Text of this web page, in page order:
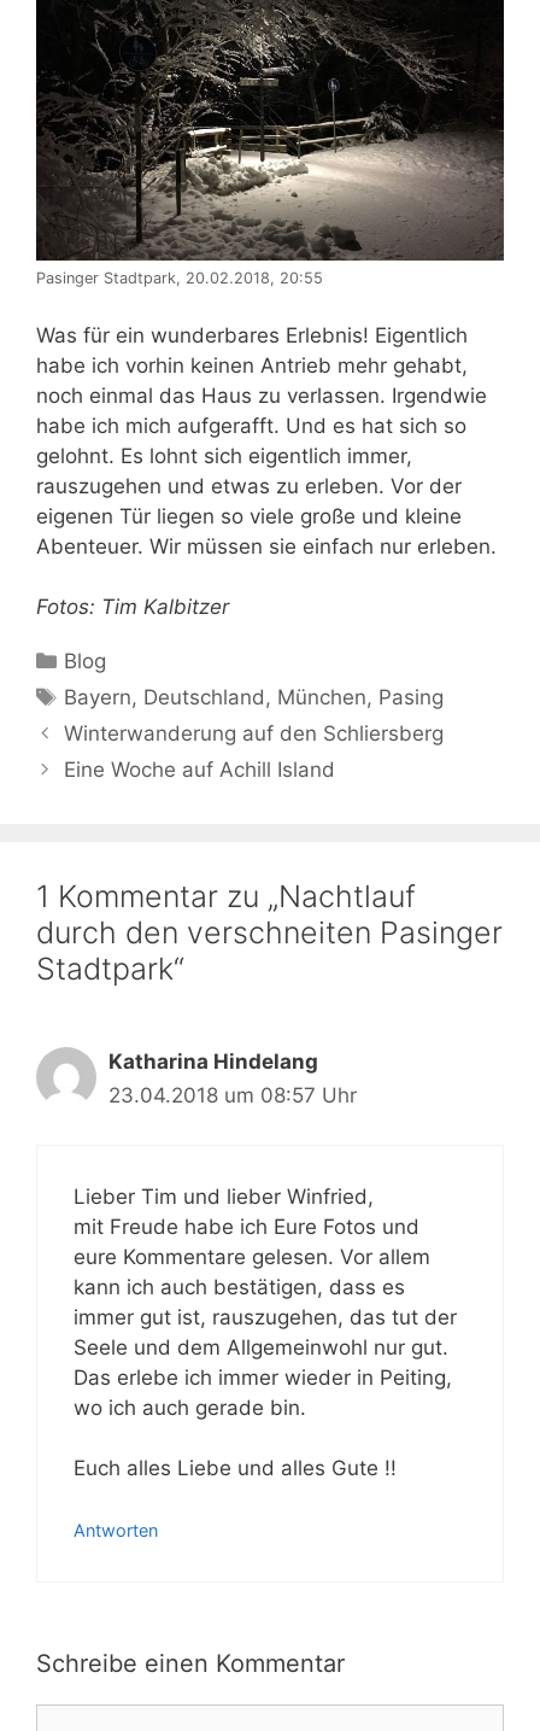
Pasinger Stadtpark, 20.02.2018, 20:55
Was für ein wunderbares Erlebnis! Eigentlich
habe ich vorhin keinen Antrieb mehr gehabt,
noch einmal das Haus zu verlassen. Irgendwie
habe ich mich aufgerafft. Und es hat sich so
gelohnt. Es lohnt sich eigentlich immer,
rauszugehen und etwas zu erleben. Vor der
eigenen Tür liegen so viele große und kleine
Abenteuer. Wir müssen sie einfach nur erleben.
Fotos: Tim Kalbitzer
Kategorien
Blog
Schlagwörter
Bayern, Deutschland, München, Pasing
Winterwanderung auf den Schliersberg
Eine Woche auf Achill Island
1 Kommentar zu „Nachtlauf
durch den verschneiten Pasinger
Stadtpark“
Katharina Hindelang
23.04.2018 um 08:57 Uhr
Lieber Tim und lieber Winfried,
mit Freude habe ich Eure Fotos und
eure Kommentare gelesen. Vor allem
kann ich auch bestätigen, dass es
immer gut ist, rauszugehen, das tut der
Seele und dem Allgemeinwohl nur gut.
Das erlebe ich immer wieder in Peiting,
wo ich auch gerade bin.
Euch alles Liebe und alles Gute !!
Antworten
Schreibe einen Kommentar